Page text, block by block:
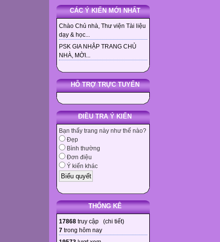
CÁC Ý KIẾN MỚI NHẤT
Chào Chủ nhà, Thư viện Tài liệu
dạy & học...
PSK GIA NHẬP TRANG CHỦ
NHÀ, MỜI...
HỖ TRỢ TRỰC TUYẾN
ĐIỀU TRA Ý KIẾN
Bạn thấy trang này như thế nào?
Đẹp
Bình thường
Đơn điệu
Ý kiến khác
THỐNG KÊ
17868 truy cập (chi tiết)
7 trong hôm nay